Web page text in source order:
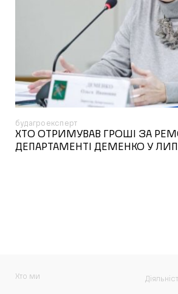
будагроексперт
ХТО ОТРИМУВАВ ГРОШІ ЗА
ДЕПАРТАМЕНТІ ДЕМЕНКО У
Хто ми